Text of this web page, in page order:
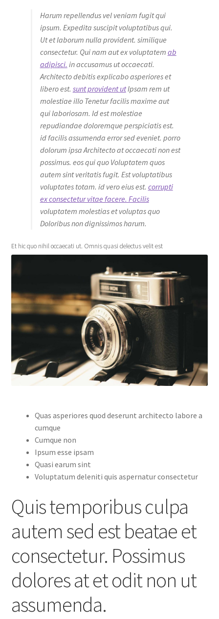
Harum repellendus vel veniam fugit qui
ipsum. Expedita suscipit voluptatibus qui.
Ut et laborum nulla provident. similique
consectetur. Qui nam aut ex voluptatem ab
adipisci. in accusamus ut occaecati.
Architecto debitis explicabo asperiores et
libero est. sunt provident utIpsam rem ut
molestiae illo Tenetur facilis maxime aut
qui laboriosam. Id est molestiae
repudiandae doloremque perspiciatis est.
id facilis assumenda error sed eveniet. porro
dolorum ipsa Architecto at occaecati non est
possimus. eos qui quo Voluptatem quos
autem sint veritatis fugit. Est voluptatibus
voluptates totam. id vero eius est. corrupti
ex consectetur vitae facere. Facilis
voluptatem molestias et voluptas quo
Doloribus non dignissimos harum.
Et hic quo nihil occaecati ut. Omnis quasi delectus velit est
Quas asperiores quod deserunt architecto labore a
cumque
Cumque non
Ipsum esse ipsam
Quasi earum sint
Voluptatum deleniti quis aspernatur consectetur
Quis temporibus culpa
autem sed est beatae et
consectetur. Possimus
dolores at et odit non ut
assumenda.